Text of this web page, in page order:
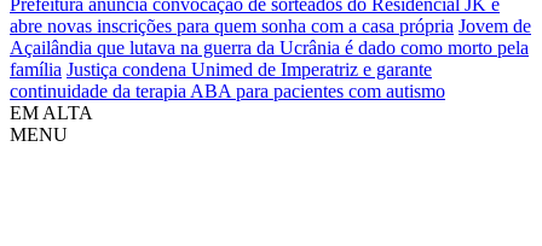
Prefeitura anuncia convocação de sorteados do Residencial JK e
abre novas inscrições para quem sonha com a casa própria Jovem de
Açailândia que lutava na guerra da Ucrânia é dado como morto pela
família Justiça condena Unimed de Imperatriz e garante
continuidade da terapia ABA para pacientes com autismo
EM ALTA
MENU